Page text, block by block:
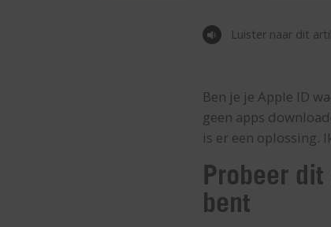
Luister naar dit
Ben je je Apple ID
geen apps
is er een oplossing.
Probeer
bent